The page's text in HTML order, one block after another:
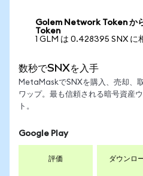
Golem Network Token
Token
1 GLM は 0.428395 SNX に
数秒でSNXを入手
MetaMaskでSNXを購入、売却、
ワップ。最も信頼される暗号資産
ト。
Google Play
評価 ダウンロ